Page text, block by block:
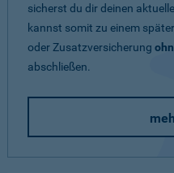
sicherst du dir deinen
kannst somit zu einem
oder Zusatzversicherung
abschließen.